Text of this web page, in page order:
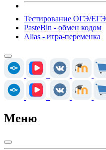
Тестирование ОГЭ/ЕГЭ
PasteBin - обмен кодом
Alias - игра-переменка
Меню